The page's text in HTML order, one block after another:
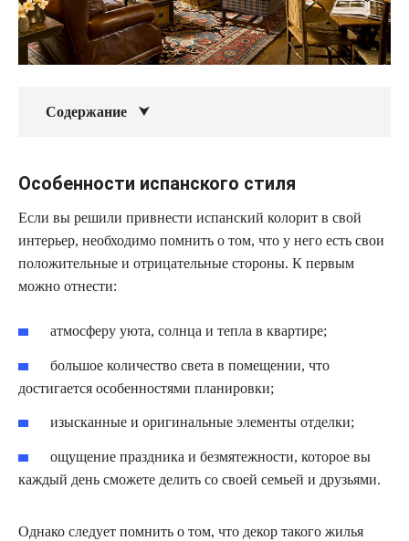
Содержание
Особенности испанского стиля
Если вы решили привнести испанский колорит в свой
интерьер, необходимо помнить о том, что у него есть свои
положительные и отрицательные стороны. К первым
можно отнести:
атмосферу уюта, солнца и тепла в квартире;
большое количество света в помещении, что
достигается особенностями планировки;
изысканные и оригинальные элементы отделки;
ощущение праздника и безмятежности, которое вы
каждый день сможете делить со своей семьей и друзьями.
Однако следует помнить о том, что декор такого жилья